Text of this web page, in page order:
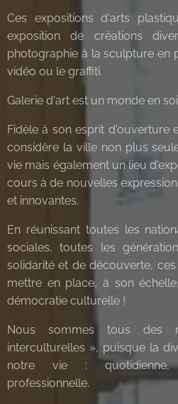
Ces expositions d'arts
exposition de créations
photographie à la sculpture en
vidéo ou le graffiti.
Galerie d'art est un monde en soi
Fidèle à son esprit d'ouverture
considère la ville non plus
vie mais également un lieu
cours à de nouvelles
et innovantes.
En réunissant toutes les
sociales, toutes les
solidarité et de découverte,
mettre en place, à son
démocratie culturelle !
Nous sommes tous des
interculturelles », puisque la
notre vie : quotidienne,
professionnelle.